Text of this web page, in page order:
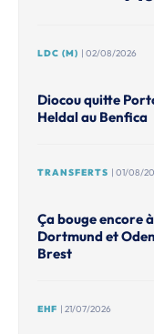
LDC (M) | 02/08/2026
Diocou quitte
Heldal au Benfica
TRANSFERTS | 01/08/
Ça bouge encore
Dortmund et
Brest
EHF | 21/07/2026